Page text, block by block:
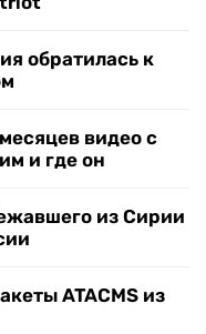
обратилась к
видео с
и где он
из Сирии
ATACMS из